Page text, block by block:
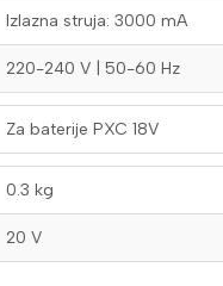
Izlazna struja: 3000 mA
220-240 V | 50-60 Hz
Za baterije PXC 18V
0.3 kg
20 V